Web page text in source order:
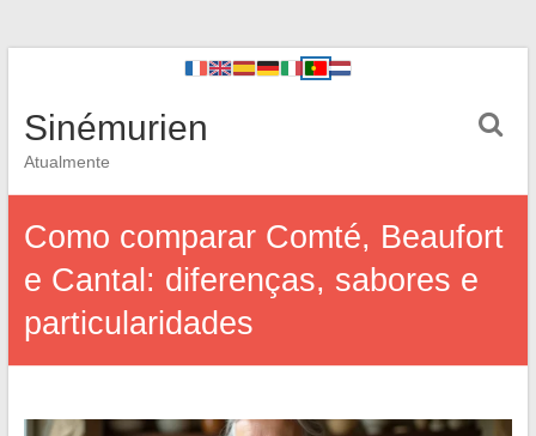
Sinémurien
Atualmente
Como comparar Comté, Beaufort
e Cantal: diferenças, sabores e
particularidades